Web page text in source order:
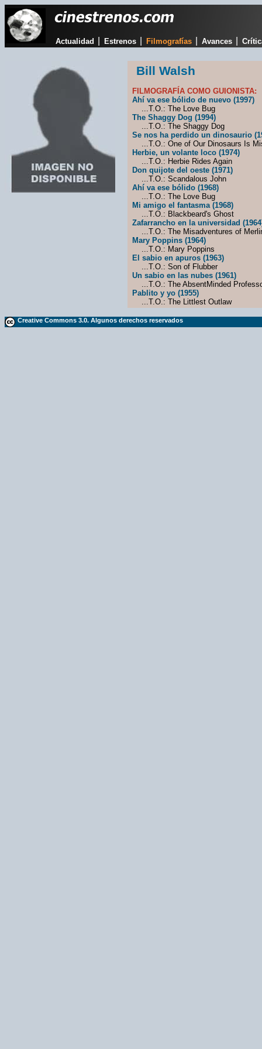
Actualidad Estrenos Filmografías Avances
Bill Walsh
FILMOGRAFÍA COMO GUIONISTA:
Ahí va ese bólido de nuevo (1997)
...T.O.: The Love Bug
The Shaggy Dog (1994)
...T.O.: The Shaggy Dog
Se nos ha perdido un dinosaurio
...T.O.: One of Our Dinosaurs Is
Herbie, un volante loco (1974)
...T.O.: Herbie Rides Again
Don quijote del oeste (1971)
...T.O.: Scandalous John
Ahí va ese bólido (1968)
...T.O.: The Love Bug
Mi amigo el fantasma (1968)
...T.O.: Blackbeard's Ghost
Zafarrancho en la universidad
...T.O.: The Misadventures of
Mary Poppins (1964)
...T.O.: Mary Poppins
El sabio en apuros (1963)
...T.O.: Son of Flubber
Un sabio en las nubes (1961)
...T.O.: The AbsentMinded
Pablito y yo (1955)
...T.O.: The Littlest Outlaw
Creative Commons 3.0. Algunos derechos reservados